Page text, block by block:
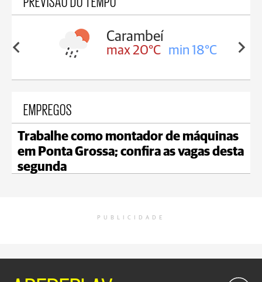
18°C
Carambeí
max 20°C min 18°C
EMPREGOS
Trabalhe como montador de máquinas
em Ponta Grossa; confira as vagas desta
segunda
PUBLICIDADE